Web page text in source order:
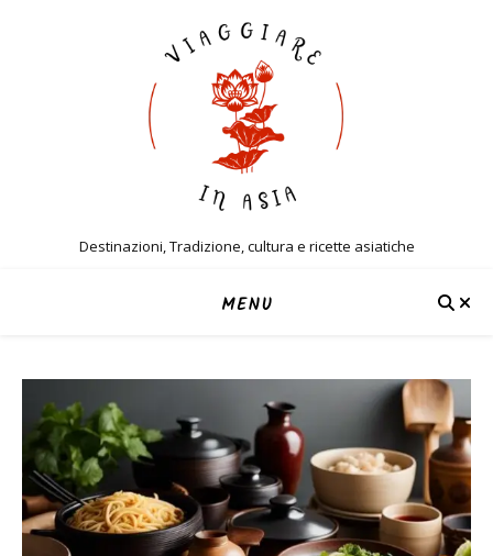
Destinazioni, Tradizione, cultura e ricette asiatiche
MENU